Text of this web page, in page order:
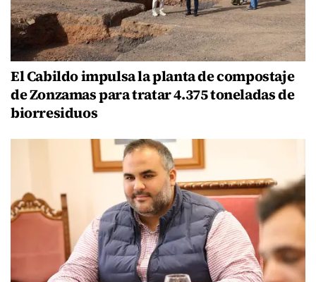
El Cabildo impulsa la planta de compostaje
de Zonzamas para tratar 4.375 toneladas de
biorresiduos